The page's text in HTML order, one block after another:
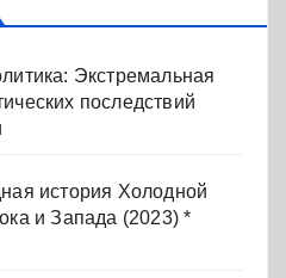
Экстремальная
последствий
история Холодной
и Запада (2023) *